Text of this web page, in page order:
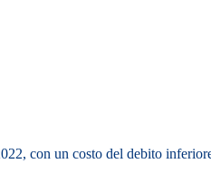
con un costo del debito